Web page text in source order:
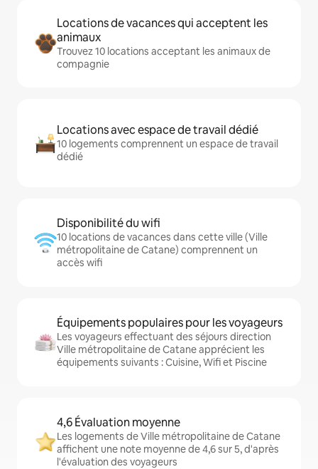
Locations de vacances qui acceptent les
animaux
Trouvez 10 locations acceptant les animaux de
compagnie
Locations avec espace de travail dédié
10 logements comprennent un espace de travail
dédié
Disponibilité du wifi
10 locations de vacances dans cette ville (Ville
métropolitaine de Catane) comprennent un
accès wifi
Équipements populaires pour les voyageurs
Les voyageurs effectuant des séjours direction
Ville métropolitaine de Catane apprécient les
équipements suivants : Cuisine, Wifi et Piscine
4,6 Évaluation moyenne
Les logements de Ville métropolitaine de Catane
affichent une note moyenne de 4,6 sur 5, d'après
l'évaluation des voyageurs